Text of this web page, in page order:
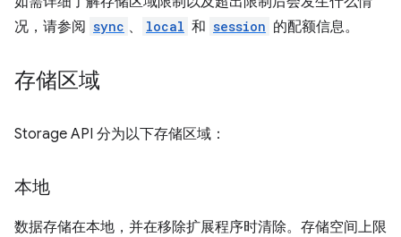
况，请参阅 sync 、 local 和 session 的配额信息。
存储区域
Storage API 分为以下存储区域：
本地
数据存储在本地，并在移除扩展程序时清除。存储空间上限